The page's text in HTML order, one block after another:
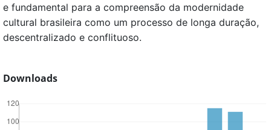
e fundamental para a compreensão da modernidade
cultural brasileira como um processo de longa duração,
descentralizado e conflituoso.
Downloads